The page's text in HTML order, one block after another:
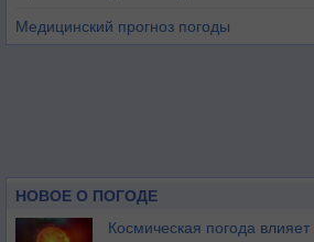
Медицинский прогноз погоды
НОВОЕ О ПОГОДЕ
Космическая погода